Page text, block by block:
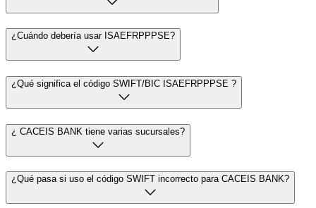
¿Cuándo debería usar ISAEFRPPPSE?
¿Qué significa el código SWIFT/BIC ISAEFRPPPSE ?
¿ CACEIS BANK tiene varias sucursales?
¿Qué pasa si uso el código SWIFT incorrecto para CACEIS BANK?